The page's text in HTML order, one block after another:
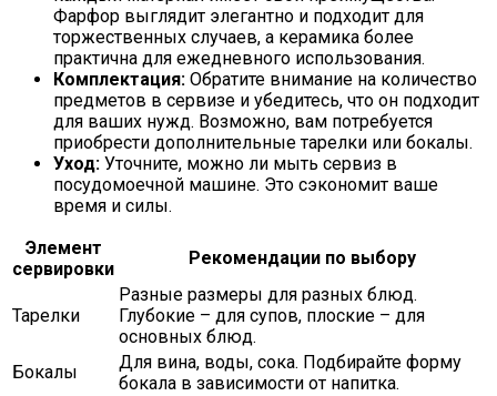
Фарфор выглядит элегантно и подходит для
торжественных случаев, а керамика более
практична для ежедневного использования.
Комплектация: Обратите внимание на количество
предметов в сервизе и убедитесь, что он подходит
для ваших нужд. Возможно, вам потребуется
приобрести дополнительные тарелки или бокалы.
Уход: Уточните, можно ли мыть сервиз в
посудомоечной машине. Это сэкономит ваше
время и силы.
Элемент
сервировки
Рекомендации по выбору
Тарелки
Разные размеры для разных блюд.
Глубокие – для супов, плоские – для
основных блюд.
Бокалы
Для вина, воды, сока. Подбирайте форму
бокала в зависимости от напитка.